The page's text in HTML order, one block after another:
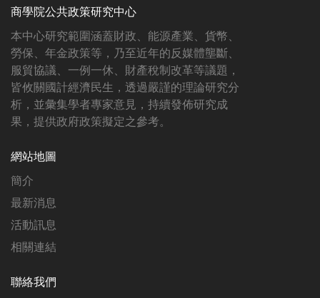
商學院公共政策研究中心
本中心研究範圍涵蓋財政、能源產業、貨幣、
勞保、年金政策等，乃至近年的反媒體壟斷、
服貿協議、一例一休、財產稅制改革等議題，
皆攸關國計經濟民生，透過嚴謹的理論研究分
析，並彙集學者專家意見，持續發佈研究成
果，提供政府政策擬定之參考。
網站地圖
簡介
最新消息
活動訊息
相關連結
聯絡我們